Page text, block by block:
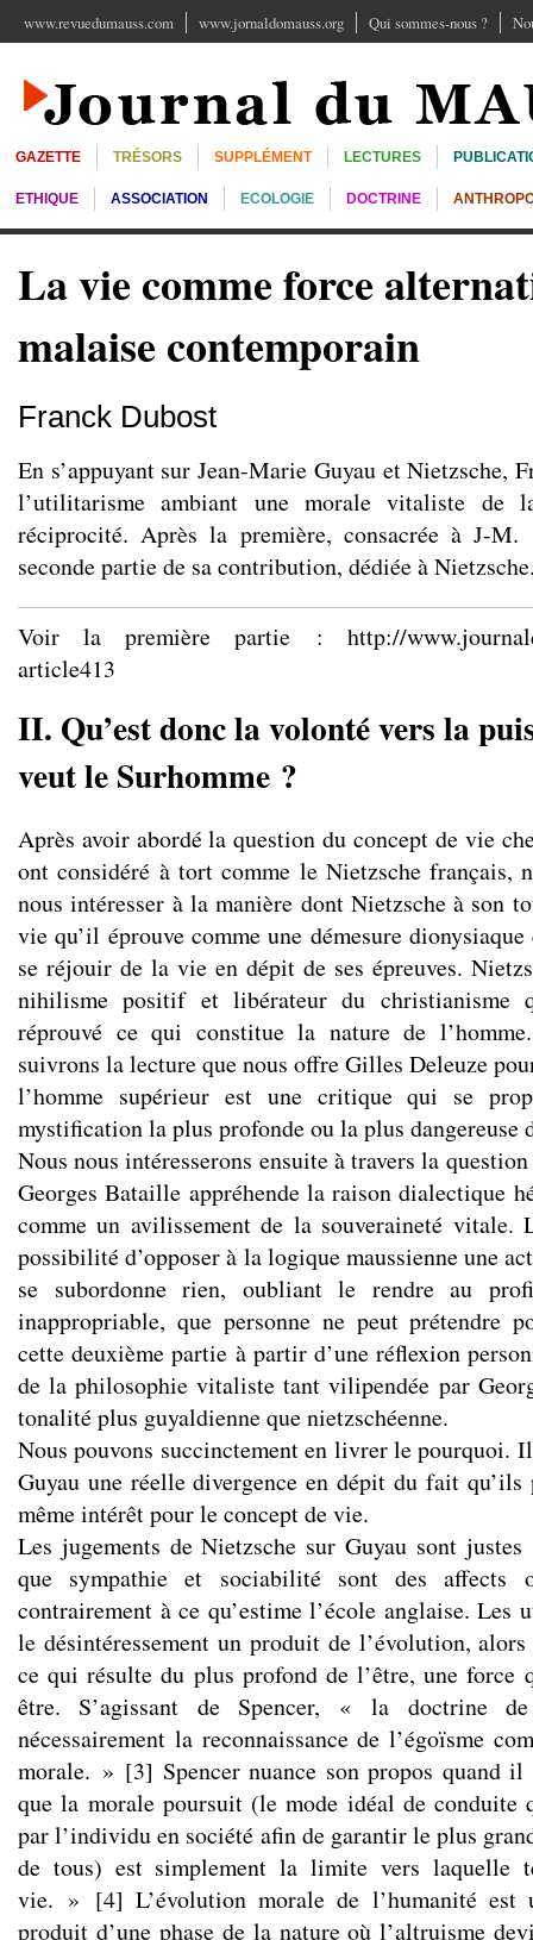
www.revuedumauss.com www.jornaldomauss.org Qui sommes-nous ?
GAZETTE TRÉSORS SUPPLÉMENT LECTURES
ETHIQUE ASSOCIATION ECOLOGIE DOCTRINE
La vie comme force
malaise contemporain
Franck Dubost
En s’appuyant sur Jean-Marie Guyau et Nietzsche,
l’utilitarisme ambiant une morale vitaliste de
réciprocité. Après la première, consacrée à J-
seconde partie de sa contribution, dédiée à
Voir la première partie : http://
article413
II. Qu’est donc la volonté vers la
veut le Surhomme ?
Après avoir abordé la question du concept de vie
ont considéré à tort comme le Nietzsche français,
nous intéresser à la manière dont Nietzsche à son
vie qu’il éprouve comme une démesure
se réjouir de la vie en dépit de ses épreuves.
nihilisme positif et libérateur du christianisme
réprouvé ce qui constitue la nature de
suivrons la lecture que nous offre Gilles Deleuze
l’homme supérieur est une critique qui se
mystification la plus profonde ou la plus dangereuse
Nous nous intéresserons ensuite à travers la
Georges Bataille appréhende la raison dialectique
comme un avilissement de la souveraineté
possibilité d’opposer à la logique maussienne une
se subordonne rien, oubliant le rendre au
inappropriable, que personne ne peut prétendre
cette deuxième partie à partir d’une réflexion
de la philosophie vitaliste tant vilipendée par
tonalité plus guyaldienne que nietzschéenne.
Nous pouvons succinctement en livrer le pourquoi.
Guyau une réelle divergence en dépit du fait qu’ils
même intérêt pour le concept de vie.
Les jugements de Nietzsche sur Guyau sont
que sympathie et sociabilité sont des affects
contrairement à ce qu’estime l’école anglaise. Les
le désintéressement un produit de l’évolution,
ce qui résulte du plus profond de l’être, une force
être. S’agissant de Spencer, « la doctrine
nécessairement la reconnaissance de l’égoïsme
morale. » [3] Spencer nuance son propos quand
que la morale poursuit (le mode idéal de
par l’individu en société afin de garantir le plus
de tous) est simplement la limite vers laquelle
vie. » [4] L’évolution morale de l’humanité
produit d’une phase de la nature où l’altruisme